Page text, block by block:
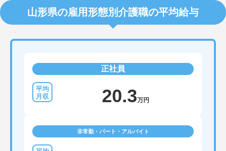
山形県の雇用形態別介護職の平均給与
正社員
20.3万円
非常勤・パート・アルバイト